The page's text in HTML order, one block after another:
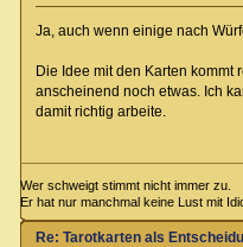
Ja, auch wenn einige nach
Die Idee mit den Karten kommt
anscheinend noch etwas. Ich
damit richtig arbeite.
Wer schweigt stimmt nicht immer zu.
Er hat nur manchmal keine Lust mit
Re: Tarotkarten als